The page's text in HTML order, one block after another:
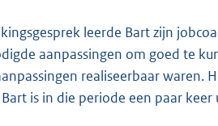
leerde Bart zijn
aanpassingen om goed te
realiseerbaar waren.
is in die periode een paar keer